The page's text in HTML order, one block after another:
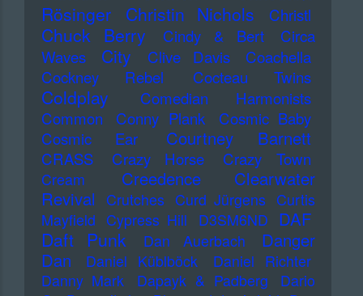
Rösinger
Christin Nichols Christl
Chuck Berry Cindy & Bert
Circa
Waves
City Clive Davis
Coachella
Cockney Rebel
Cocteau Twins
Coldplay
Comedian Harmonists
Common
Conny Plank
Cosmic Baby
Cosmic Ear
Courtney Barnett
CRASS Crazy Horse Crazy Town
Cream
Creedence Clearwater
Revival
Crutches Curd Jürgens Curtis
Mayfield Cypress Hill D3SM6ND DAF
Daft Punk Dan Auerbach
Danger
Dan
Daniel Küblböck
Daniel Richter
Danny Mark
Dapayk & Padberg
Dario